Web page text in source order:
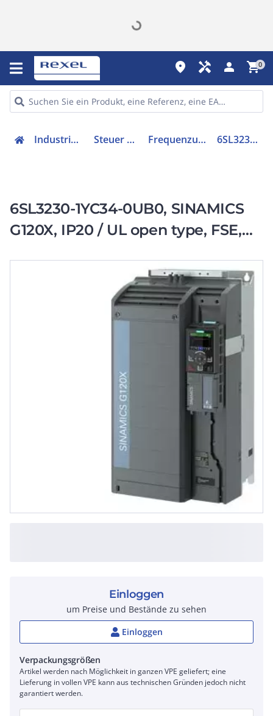
place handyman person shopping_cart0
Industriekomponenten Steuer & Regelgeräte Frequenzumrichter =< 1 kV 6SL32301YC340UB0
6SL3230-1YC34-0UB0, SINAMICS
G120X, IP20 / UL open type, FSE,
Einloggen
um Preise und Bestände zu sehen
Einloggen
Verpackungsgrößen
Artikel werden nach Möglichkeit in ganzen VPE geliefert; eine
Lieferung in vollen VPE kann aus technischen Gründen jedoch nicht
garantiert werden.